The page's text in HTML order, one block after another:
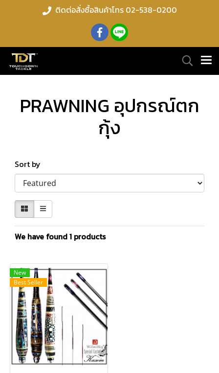
ติดต่อสั่งซื้อสินค้าโทร 02-538-0200
PRAWNING อุปกรณ์ตก
กุ้ง
Sort by
We have found 1 products
New
Best Seller